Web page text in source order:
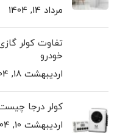
مرداد 14, 1404
تفاوت کولر
خودرو
اردیبهشت 18, 1404
کولر درجا
اردیبهشت 10, 1404